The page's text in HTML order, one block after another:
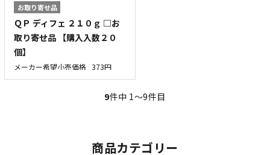
お取り寄せ品
ＱＰ ディフェ ２１０ｇ □お
取り寄せ品 【購入入数２０
個】
メーカー希望小売価格 373円
9件中 1〜9件目
商品カテゴリー